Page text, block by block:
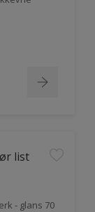
list
- glans 70